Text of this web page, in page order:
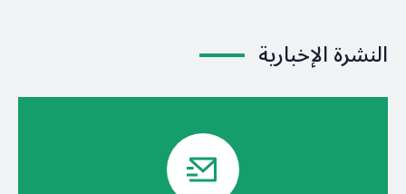
النشرة الإخبارية